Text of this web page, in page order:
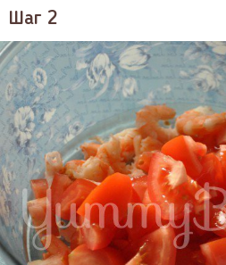
Шаг 2